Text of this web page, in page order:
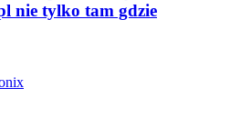
nie tylko tam gdzie